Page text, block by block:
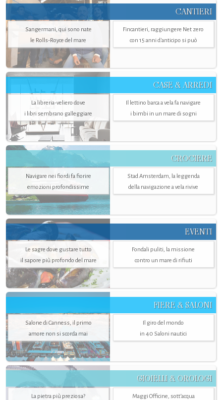
CANTIERI
Sangermani, qui sono nate
le Rolls-Royce del mare
Fincantieri, raggiungere Net zero
con 15 anni d'anticipo si può
CASE & ARREDI
La libreria-veliero dove
i libri sembrano galleggiare
Il lettino barca a vela fa navigare
i bimbi in un mare di sogni
CROCIERE
Navigare nei fiordi fa fiorire
emozioni profondissime
Stad Amsterdam, la leggenda
della navigazione a vela rivive
EVENTI
Le sagre dove gustare tutto
il sapore più profondo del mare
Fondali puliti, la missione
contro un mare di rifiuti
FIERE & SALONI
Salone di Canness, il primo
amore non si scorda mai
Il giro del mondo
in 40 Saloni nautici
GIOIELLI & OROLOGI
La pietra più preziosa?
Maggi Officine, sott’acqua